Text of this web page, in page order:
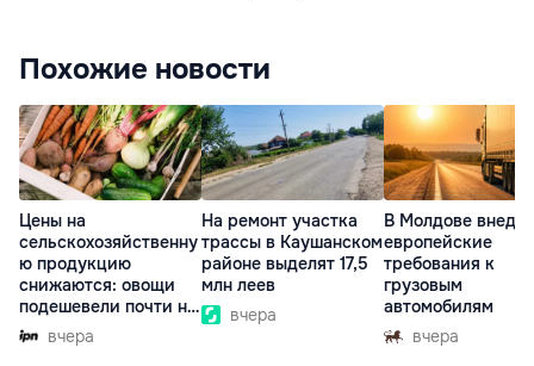
Похожие новости
Цены на
сельскохозяйственну
ю продукцию
снижаются: овощи
подешевели почти на
30%вчера
На ремонт участка
трассы в Каушанском
районе выделят 17,5
млн леев
вчера
В Молдове
европейские
требования к
грузовым
автомобилям
вчера